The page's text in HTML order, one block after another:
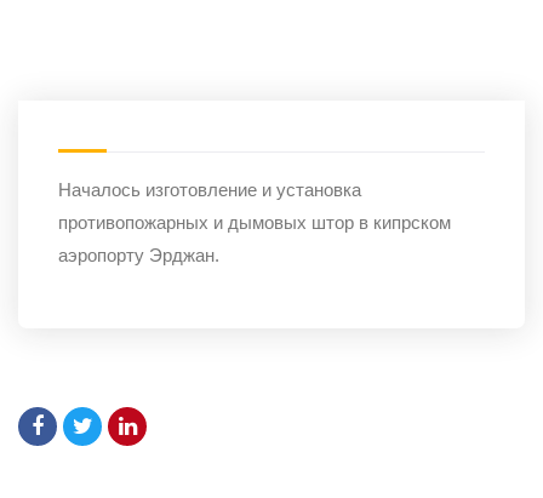
Началось изготовление и установка
противопожарных и дымовых штор в кипрском
аэропорту Эрджан.